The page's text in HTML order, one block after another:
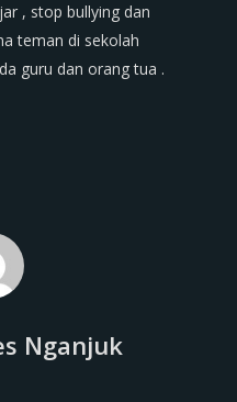
, stop bullying dan
teman di sekolah
guru dan orang tua .
Nganjuk